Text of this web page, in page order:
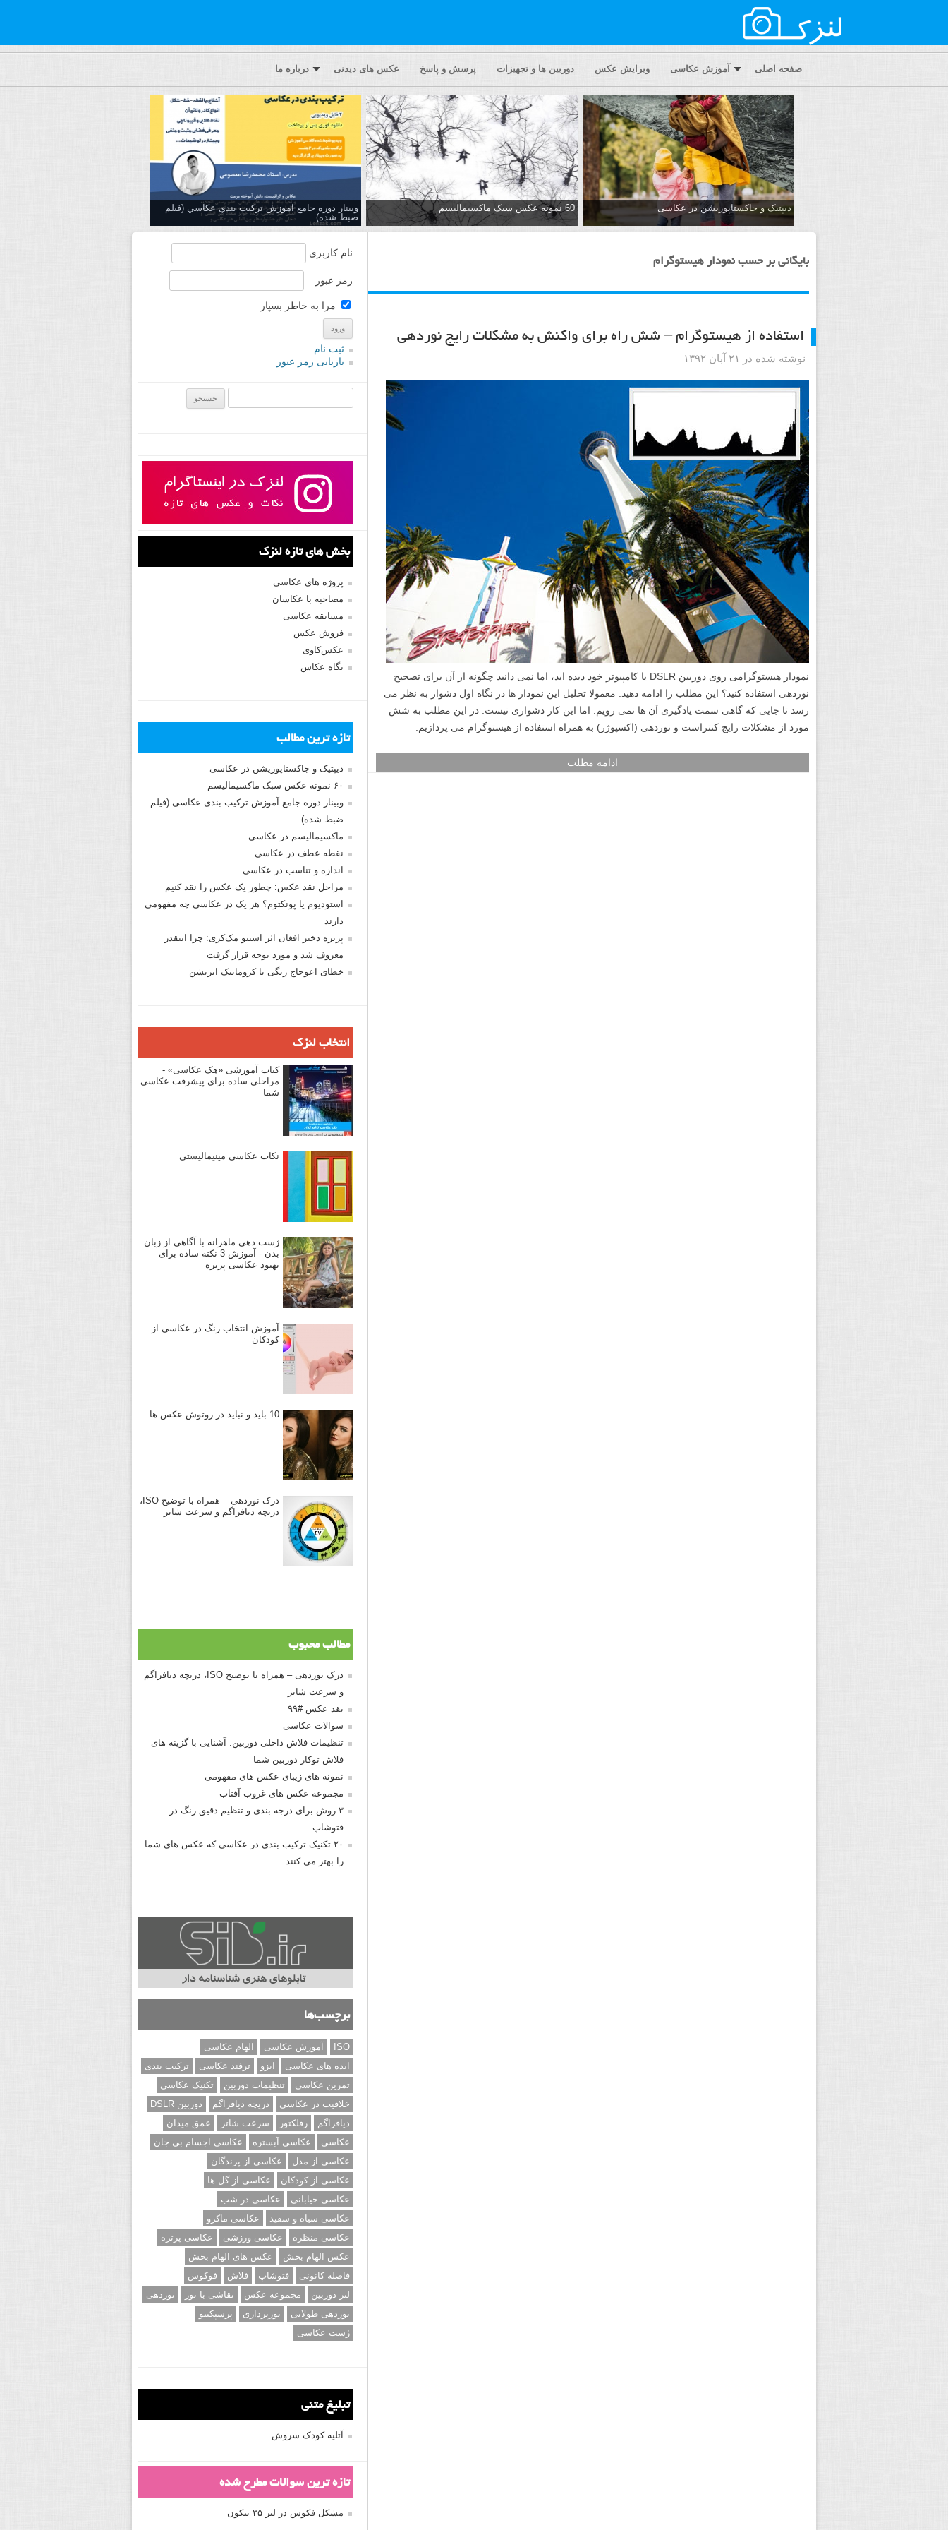
صفحه اصلی آموزش عکاسی ویرایش عکس دوربین ها و تجهیزات پرسش و پاسخ عکس های دیدنی درباره ما
دیپتیک و جاکستا‌پوزیشن در عکاسی 60 نمونه عکس سبک ماکسیمالیسم
وبینار دوره جامع آموزش تركيب بندي عكاسي (فیلم
ضبط شده)
بایگانی بر حسب نمودار هیستوگرام
استفاده از هیستوگرام – شش راه برای واکنش به مشکلات رایج نوردهی
نوشته شده در ۲۱ آبان ۱۳۹۲
نمودار هیستوگرامی روی دوربین DSLR یا کامپیوتر خود دیده اید، اما نمی دانید چگونه از آن برای تصحیح
نوردهی استفاده کنید؟ این مطلب را ادامه دهید. معمولا تحلیل این نمودار ها در نگاه اول دشوار به نظر می
رسد تا جایی که گاهی سمت یادگیری آن ها نمی رویم. اما این کار دشواری نیست. در این مطلب به شش
مورد از مشکلات رایج کنتراست و نوردهی (اکسپوژر) به همراه استفاده از هیستوگرام می پردازیم.
ادامه مطلب
نام کاربری
رمز عبور
مرا به خاطر بسپار
ثبت نام
بازیابی رمز عبور
بخش های تازه لنزک
پروژه های عکاسی
مصاحبه با عکاسان
مسابقه عکاسی
فروش عکس
عکس‌کاوی
نگاه عکاس
تازه ترین مطالب
دیپتیک و جاکستا‌پوزیشن در عکاسی
۶۰ نمونه عکس سبک ماکسیمالیسم
وبینار دوره جامع آموزش ترکیب بندی عکاسی (فیلم
ضبط شده)
ماکسیمالیسم در عکاسی
نقطه عطف در عکاسی
اندازه و تناسب در عکاسی
مراحل نقد عکس: چطور یک عکس را نقد کنیم
استودیوم یا پونکتوم؟ هر یک در عکاسی چه مفهومی
دارند
پرتره دختر افغان اثر استیو مک‌کری: چرا اینقدر
معروف شد و مورد توجه قرار گرفت
خطای اعوجاج رنگی یا کروماتیک ابریشن
انتخاب لنزک
کتاب آموزشی «هک عکاسی» -
مراحلی ساده برای پیشرفت عکاسی
شما
نکات عکاسی مینیمالیستی
ژست دهی ماهرانه با آگاهی از زبان
بدن - آموزش 3 نکته ساده برای
بهبود عکاسی پرتره
آموزش انتخاب رنگ در عکاسی از
کودکان
10 باید و نباید در روتوش عکس ها
درک نوردهی – همراه با توضیح ISO،
دریچه دیافراگم و سرعت شاتر
مطالب محبوب
درک نوردهی – همراه با توضیح ISO، دریچه دیافراگم
و سرعت شاتر
نقد عکس #۹۹
سوالات عکاسی
تنظیمات فلاش داخلی دوربین: آشنایی با گزینه های
فلاش توکار دوربین شما
نمونه های زیبای عکس های مفهومی
مجموعه عکس های غروب آفتاب
۳ روش برای درجه بندی و تنظیم دقیق رنگ در
فتوشاپ
۲۰ تکنیک ترکیب بندی در عکاسی که عکس های شما
را بهتر می کنند
برچسب‌ها
ISO آموزش عکاسی
الهام عکاسی
ایده های عکاسی
ایزو ترفند عکاسی
ترکیب بندی
تمرین عکاسی
تنظیمات دوربین
تکنیک عکاسی
خلاقیت در عکاسی
دریچه دیافراگم
دوربین DSLR
دیافراگم
رفلکتور سرعت شاتر
عمق میدان
عکاسی
عکاسی آبستره
عکاسی اجسام بی جان
عکاسی از مدل
عکاسی از پرندگان
عکاسی از کودکان
عکاسی از گل ها
عکاسی خیابانی
عکاسی در شب
عکاسی سیاه و سفید
عکاسی ماکرو
عکاسی منظره
عکاسی ورزشی
عکاسی پرتره
عکس الهام بخش
عکس های الهام بخش
فاصله کانونی
فتوشاپ فلاش
فوکوس
لنز دوربین
مجموعه عکس نقاشی با نور
نوردهی
نوردهی طولانی
نورپردازی
پرسپکتیو
ژست عکاسی
تبلیغ متنی
آتلیه کودک سروش
تازه ترین سوالات مطرح شده
مشکل فکوس در لنز ۳۵ نیکون